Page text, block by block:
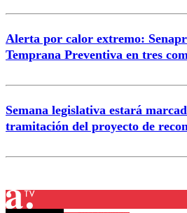
Alerta por calor extremo:
Temprana Preventiva en tres
Semana legislativa estará
tramitación del proyecto de